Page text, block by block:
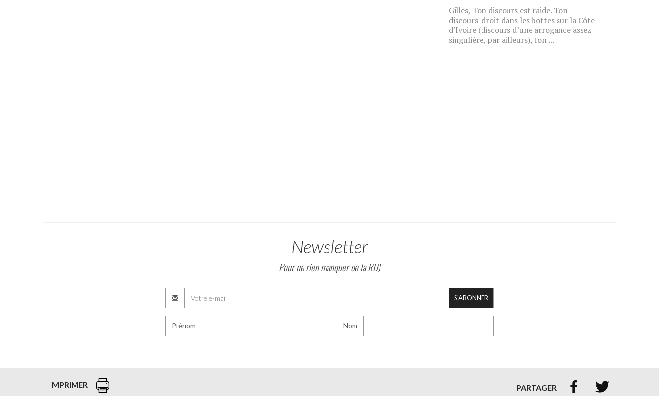
Gilles, Ton discours est raide. Ton
discours-droit dans les bottes sur la Côte
d’Ivoire (discours d’une arrogance assez
singulière, par ailleurs), ton ...
Newsletter
Pour ne rien manquer de la RDJ
S'ABONNER
Prénom Nom
IMPRIMER PARTAGER  